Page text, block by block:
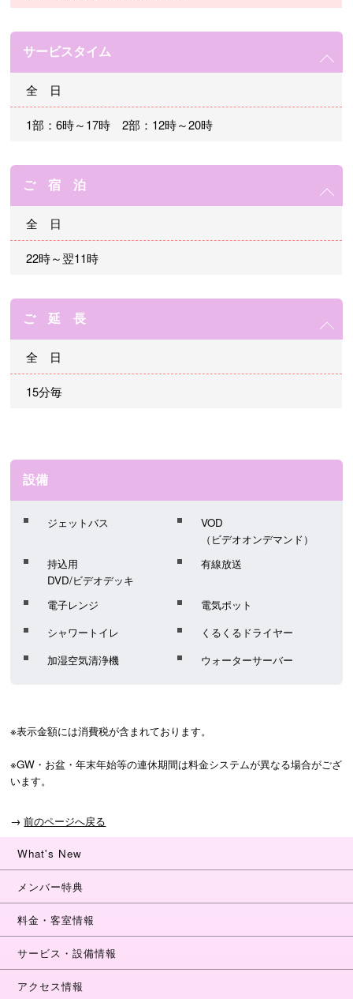
サービスタイム
全 日
1部：6時～17時 2部：12時～20時
ご 宿 泊
全 日
22時～翌11時
ご 延 長
全 日
15分毎
設備
ジェットバス
VOD
（ビデオオンデマンド）
持込用
DVD/ビデオデッキ
有線放送
電子レンジ
電気ポット
シャワートイレ
くるくるドライヤー
加湿空気清浄機
ウォーターサーバー
※表示金額には消費税が含まれております。
※GW・お盆・年末年始等の連休期間は料金システムが異なる場合がござ
います。
→ 前のページへ戻る
What's New
メンバー特典
料金・客室情報
サービス・設備情報
アクセス情報